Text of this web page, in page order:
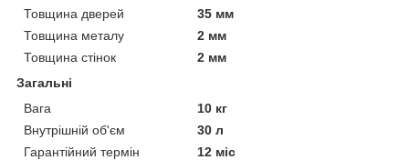
Товщина дверей
35 мм
Товщина металу
2 мм
Товщина стінок
2 мм
Загальні
Вага
10 кг
Внутрішній об'єм
30 л
Гарантійний термін
12 міс